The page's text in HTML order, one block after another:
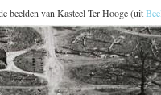
beelden van Kasteel Ter Hooge (uit